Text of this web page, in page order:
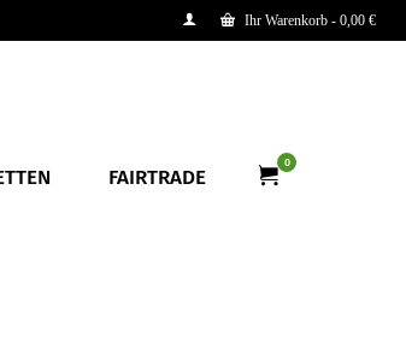
Ihr Warenkorb - 0,00 €
FAIRTRADE
0